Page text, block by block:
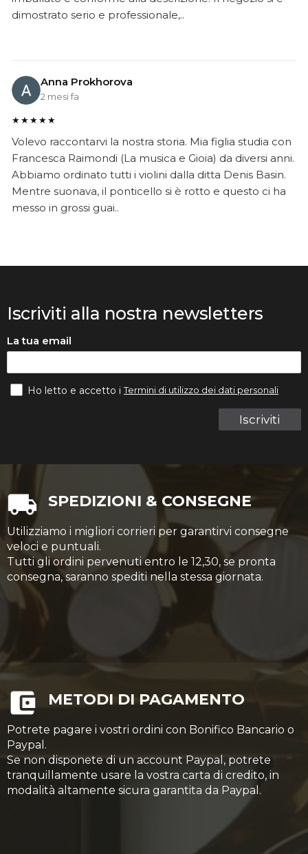
dimostrato serio e professionale,..
Anna Prokhorova
2 mesi fa
★★★★★
Volevo raccontarvi la nostra storia. Mia figlia studia con
Francesca Raimondi (La musica e Gioia) da diversi anni.
Abbiamo ordinato tutti i violini dalla ditta Denis Basin.
Mentre suonava, il ponticello si è rotto e questo ci ha
messo in grossi guai..
Iscriviti alla nostra newsletters
La tua email
Iscriviti
Ho letto e accetto iTermini di utilizzo dei dati personali
SPEDIZIONI & CONSEGNE
Utilizziamo i migliori corrieri per garantirvi consegne
veloci e puntuali.
Tutti gli ordini pervenuti entro le 12,30, se pronta
consegna, saranno spediti nella stessa giornata.
METODI DI PAGAMENTO
Potrete pagare i vostri ordini con Bonifico Bancario o
Paypal.
Se non disponete di un account Paypal, potrete
tranquillamente usare la vostra carta di credito, in
modalità altamente sicura garantita da Paypal.